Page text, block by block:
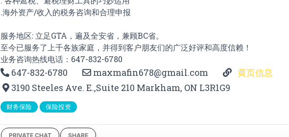
.海外资产/收入的税务咨询和合理申报
服务地区: 立足GTA，遍及全安省，兼顾BC省。
至今已服务了上千各族家庭，并得到客户朋友们的广泛好评和高度信赖！
业务咨询热线电话：647-832-6780
647-832-6780 maxmafin678@gmail.com
黄页信息
3190 Steeles Ave. E.,Suite 210 Markham, ON L3R1G9
财务保险 保险投资
PRIVATE CHAT SHARE